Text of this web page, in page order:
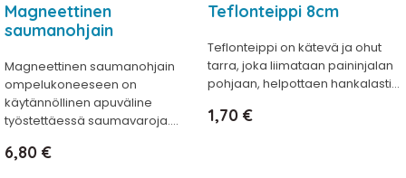
Magneettinen
saumanohjain
Magneettinen saumanohjain
ompelukoneeseen on
käytännöllinen apuväline
työstettäessä saumavaroja....
Hinta
6,80 €
Teflonteippi 8cm
Teflonteippi on kätevä ja ohut
tarra, joka liimataan paininjalan
pohjaan, helpottaen hankalasti...
Hinta
1,70 €